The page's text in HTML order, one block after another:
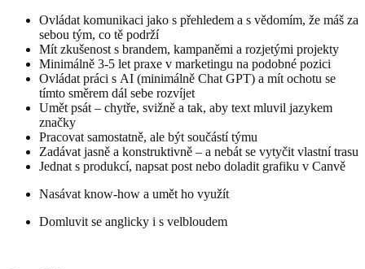
Ovládat komunikaci jako s přehledem a s vědomím, že máš za
sebou tým, co tě podrží
Mít zkušenost s brandem, kampaněmi a rozjetými projekty
Minimálně 3-5 let praxe v marketingu na podobné pozici
Ovládat práci s AI (minimálně Chat GPT) a mít ochotu se
tímto směrem dál sebe rozvíjet
Umět psát – chytře, svižně a tak, aby text mluvil jazykem
značky
Pracovat samostatně, ale být součástí týmu
Zadávat jasně a konstruktivně – a nebát se vytyčit vlastní trasu
Jednat s produkcí, napsat post nebo doladit grafiku v Canvě
Nasávat know-how a umět ho využít
Domluvit se anglicky i s velbloudem